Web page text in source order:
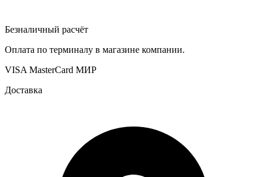
Безналичный расчёт
Оплата по терминалу в магазине компании.
VISA MasterCard МИР
Доставка